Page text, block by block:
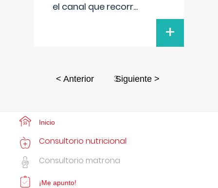
el canal que recorr...
+
< Anterior 3Siguiente >
Inicio
Consultorio nutricional
Consultorio matrona
¡Me apunto!